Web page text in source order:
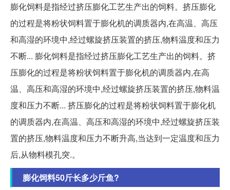
膨化饲料是指经过挤压膨化工艺生产出的饲料。挤压膨化
的过程是将粉状饲料置于膨化机的调质器内,在高温、高压
和高湿的环境中,经过螺旋挤压装置的挤压,物料温度和压力
不断... 膨化饲料是指经过挤压膨化工艺生产出的饲料。挤
压膨化的过程是将粉状饲料置于膨化机的调质器内,在高
温、高压和高湿的环境中,经过螺旋挤压装置的挤压,物料温
度和压力不断... 挤压膨化的过程是将粉状饲料置于膨化机
的调质器内,在高温、高压和高湿的环境中,经过螺旋挤压装
置的挤压,物料温度和压力不断升高,当达到一定温度和压力
后,从物料模孔突.。
膨化饲料50斤长多少斤鱼?